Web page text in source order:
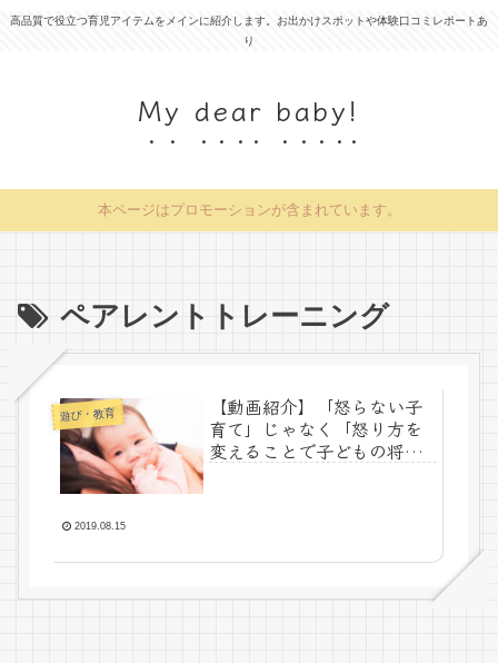
高品質で役立つ育児アイテムをメインに紹介します。お出かけスポットや体験口コミレポートあ
り
My dear baby!
本ページはプロモーションが含まれています。
ペアレントトレーニング
遊び・教育
【動画紹介】「怒らない子
育て」じゃなく「怒り方を
変えることで子どもの将来
2019.08.15